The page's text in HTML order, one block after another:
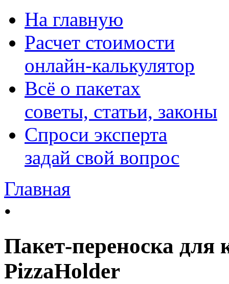
На главную
Расчет стоимости
онлайн-калькулятор
Всё о пакетах
советы, статьи, законы
Спроси эксперта
задай свой вопрос
Главная
•
Пакет-переноска для
PizzaHolder